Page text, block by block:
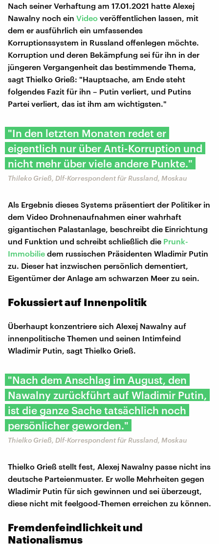
Nach seiner Verhaftung am 17.01.2021 hatte Alexej
Nawalny noch ein Video veröffentlichen lassen, mit
dem er ausführlich ein umfassendes
Korruptionssystem in Russland offenlegen möchte.
Korruption und deren Bekämpfung sei für ihn in der
jüngeren Vergangenheit das bestimmende Thema,
sagt Thielko Grieß: "Hauptsache, am Ende steht
folgendes Fazit für ihn – Putin verliert, und Putins
Partei verliert, das ist ihm am wichtigsten."
"In den letzten Monaten redet er
eigentlich nur über Anti-Korruption und
nicht mehr über viele andere Punkte."
Thileko Grieß, Dlf-Korrespondent für Russland, Moskau
Als Ergebnis dieses Systems präsentiert der Politiker in
dem Video Drohnenaufnahmen einer wahrhaft
gigantischen Palastanlage, beschreibt die Einrichtung
und Funktion und schreibt schließlich die Prunk-
Immobilie dem russischen Präsidenten Wladimir Putin
zu. Dieser hat inzwischen persönlich dementiert,
Eigentümer der Anlage am schwarzen Meer zu sein.
Fokussiert auf Innenpolitik
Überhaupt konzentriere sich Alexej Nawalny auf
innenpolitische Themen und seinen Intimfeind
Wladimir Putin, sagt Thielko Grieß.
"Nach dem Anschlag im August, den
Nawalny zurückführt auf Wladimir Putin,
ist die ganze Sache tatsächlich noch
persönlicher geworden."
Thielko Grieß, Dlf-Korrespondent für Russland, Moskau
Thielko Grieß stellt fest, Alexej Nawalny passe nicht ins
deutsche Parteienmuster. Er wolle Mehrheiten gegen
Wladimir Putin für sich gewinnen und sei überzeugt,
diese nicht mit feelgood-Themen erreichen zu können.
Fremdenfeindlichkeit und
Nationalismus